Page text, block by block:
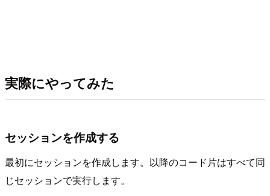
実際にやってみた
セッションを作成する
最初にセッションを作成します。以降のコード片はすべて同
じセッションで実行します。